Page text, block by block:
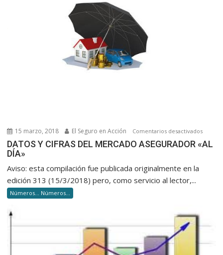
15 marzo, 2018 El Seguro en Acción Comentarios desactivadosen
DATOS
DATOS Y CIFRAS DEL MERCADO ASEGURADOR «AL
DÍA»
Aviso: esta compilación fue publicada originalmente en la
edición 313 (15/3/2018) pero, como servicio al lector,...
Números... Números...